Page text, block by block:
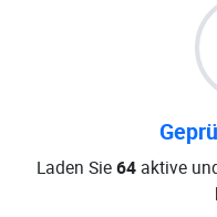
Laden Sie64 aktive